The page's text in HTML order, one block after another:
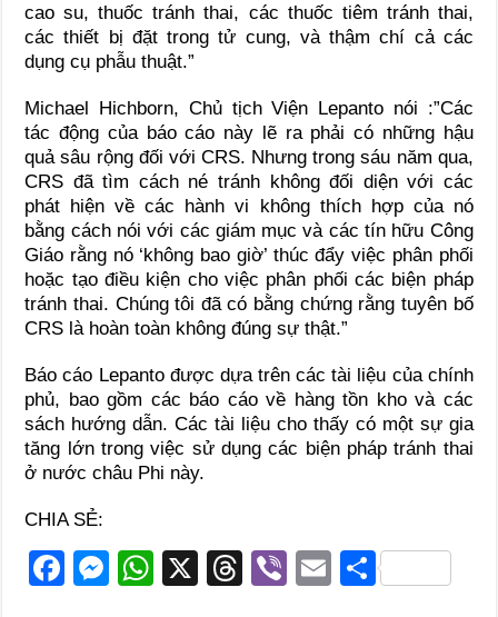
cao su, thuốc tránh thai, các thuốc tiêm tránh thai,
các thiết bị đặt trong tử cung, và thậm chí cả các
dụng cụ phẫu thuật.”
Michael Hichborn, Chủ tịch Viện Lepanto nói :”Các
tác động của báo cáo này lẽ ra phải có những hậu
quả sâu rộng đối với CRS. Nhưng trong sáu năm qua,
CRS đã tìm cách né tránh không đối diện với các
phát hiện về các hành vi không thích hợp của nó
bằng cách nói với các giám mục và các tín hữu Công
Giáo rằng nó ‘không bao giờ’ thúc đẩy việc phân phối
hoặc tạo điều kiện cho việc phân phối các biện pháp
tránh thai. Chúng tôi đã có bằng chứng rằng tuyên bố
CRS là hoàn toàn không đúng sự thật.”
Báo cáo Lepanto được dựa trên các tài liệu của chính
phủ, bao gồm các báo cáo về hàng tồn kho và các
sách hướng dẫn. Các tài liệu cho thấy có một sự gia
tăng lớn trong việc sử dụng các biện pháp tránh thai
ở nước châu Phi này.
CHIA SẺ:
F
M
W
X
T
Vi
E S